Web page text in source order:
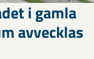
i gamla
avvecklas